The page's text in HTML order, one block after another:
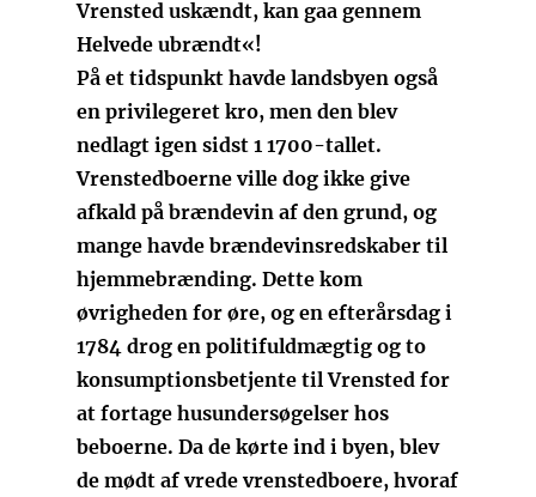
Vrensted uskændt, kan gaa gennem
Helvede ubrændt«!
På et tidspunkt havde landsbyen også
en privilegeret kro, men den blev
nedlagt igen sidst 1 1700-tallet.
Vrenstedboerne ville dog ikke give
afkald på brændevin af den grund, og
mange havde brændevinsredskaber til
hjemmebrænding. Dette kom
øvrigheden for øre, og en efterårsdag i
1784 drog en politifuldmægtig og to
konsumptionsbetjente til Vrensted for
at fortage husundersøgelser hos
beboerne. Da de kørte ind i byen, blev
de mødt af vrede vrenstedboere, hvoraf